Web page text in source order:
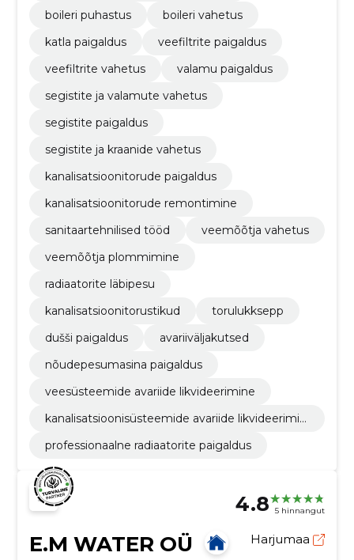
boileri puhastus
boileri vahetus
katla paigaldus
veefiltrite paigaldus
veefiltrite vahetus
valamu paigaldus
segistite ja valamute vahetus
segistite paigaldus
segistite ja kraanide vahetus
kanalisatsioonitorude paigaldus
kanalisatsioonitorude remontimine
sanitaartehnilised tööd
veemõõtja vahetus
veemõõtja plommimine
radiaatorite läbipesu
kanalisatsioonitorustikud
torulukksepp
dušši paigaldus
avariiväljakutsed
nõudepesumasina paigaldus
veesüsteemide avariide likvideerimine
kanalisatsioonisüsteemide avariide likvideerimin
professionaalne radiaatorite paigaldus
4.8 5 hinnangut
E.M WATER OÜ Harjumaa